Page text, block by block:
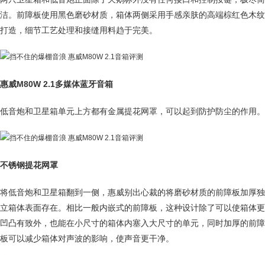
洁。前障板使用黑色磨砂材质，箱体两侧采用手感亲肤的高端棕红色木纹
打造，细节工艺处理和接缝用料趋于完美。
惠威M80W 2.1多媒体蓝牙音箱
低音炮和卫星箱单元上方都有金属提花网罩，可以起到防护防尘的作用。
不锈钢提花网罩
将低音炮和卫星箱翻到一侧，惠威别出心裁的将磨砂材质的前障板加厚独
立箱体表面存在。相比一般内嵌式的前障板，这种设计除了可以使箱体更
凹凸有致外，也能在小尺寸的箱体内塞入大尺寸的单元，同时加厚的前障
板可以减少箱体对声波的影响，使声音更干净。